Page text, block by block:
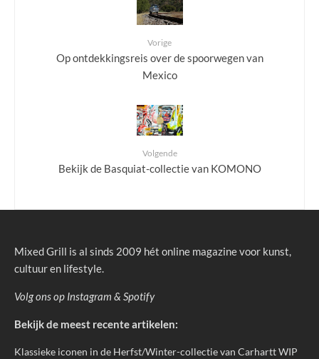
Vorige
Op ontdekkingsreis over de spoorwegen van
Mexico
Volgende
Bekijk de Basquiat-collectie van KOMONO
Mixed Grill is al sinds 2009 hét online magazine voor kunst,
cultuur en lifestyle.
Volg ons op Instagram & Spotify
Bekijk de meest recente artikelen:
Klassieke iconen in de Herfst/Winter-collectie van Carhartt WIP